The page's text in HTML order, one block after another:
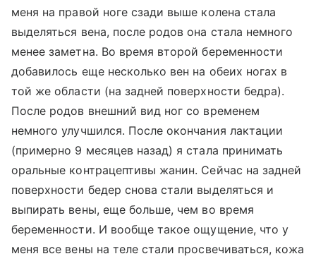
меня на правой ноге сзади выше колена стала
выделяться вена, после родов она стала немного
менее заметна. Во время второй беременности
добавилось еще несколько вен на обеих ногах в
той же области (на задней поверхности бедра).
После родов внешний вид ног со временем
немного улучшился. После окончания лактации
(примерно 9 месяцев назад) я стала принимать
оральные контрацептивы жанин. Сейчас на задней
поверхности бедер снова стали выделяться и
выпирать вены, еще больше, чем во время
беременности. И вообще такое ощущение, что у
меня все вены на теле стали просвечиваться, кожа